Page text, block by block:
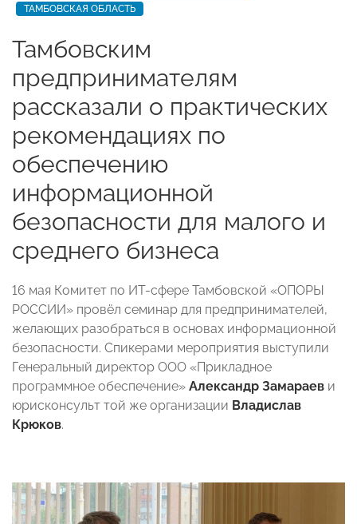
ТАМБОВСКАЯ ОБЛАСТЬ
Тамбовским
предпринимателям
рассказали о практических
рекомендациях по
обеспечению
информационной
безопасности для малого и
среднего бизнеса
16 мая Комитет по ИТ-сфере Тамбовской «ОПОРЫ
РОССИИ» провёл семинар для предпринимателей,
желающих разобраться в основах информационной
безопасности. Спикерами мероприятия выступили
Генеральный директор ООО «Прикладное
программное обеспечение» Александр Замараев и
юрисконсульт той же организации Владислав
Крюков.